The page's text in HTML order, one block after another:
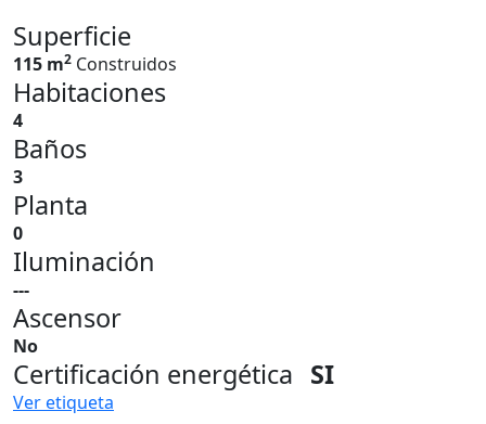
Superficie
115 m2 Construidos
Habitaciones
4
Baños
3
Planta
0
Iluminación
---
Ascensor
No
Certificación energética SI
Ver etiqueta